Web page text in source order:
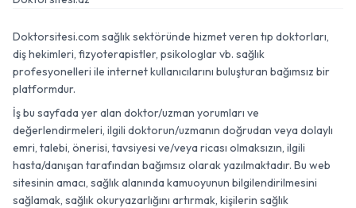
Doktorsitesi.com sağlık sektöründe hizmet veren tıp doktorları,
diş hekimleri, fizyoterapistler, psikologlar vb. sağlık
profesyonelleri ile internet kullanıcılarını buluşturan bağımsız bir
platformdur.
İş bu sayfada yer alan doktor/uzman yorumları ve
değerlendirmeleri, ilgili doktorun/uzmanın doğrudan veya dolaylı
emri, talebi, önerisi, tavsiyesi ve/veya ricası olmaksızın, ilgili
hasta/danışan tarafından bağımsız olarak yazılmaktadır. Bu web
sitesinin amacı, sağlık alanında kamuoyunun bilgilendirilmesini
sağlamak, sağlık okuryazarlığını artırmak, kişilerin sağlık